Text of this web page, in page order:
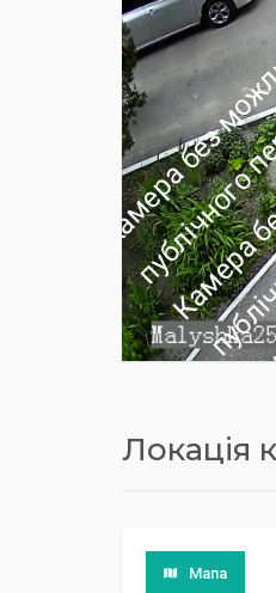
Локація
Мапа